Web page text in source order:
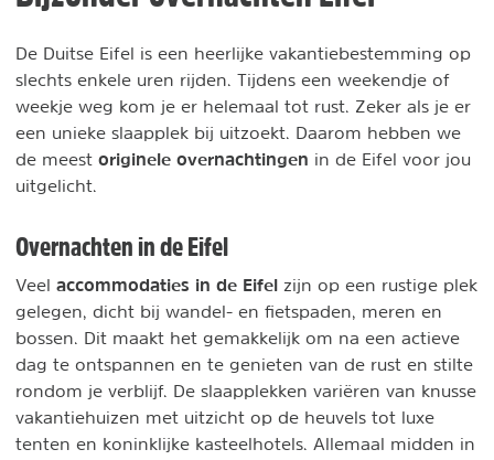
De Duitse Eifel is een heerlijke vakantiebestemming op
slechts enkele uren rijden. Tijdens een weekendje of
weekje weg kom je er helemaal tot rust. Zeker als je er
een unieke slaapplek bij uitzoekt. Daarom hebben we
de meest originele overnachtingen in de Eifel voor jou
uitgelicht.
Overnachten in de Eifel
Veel accommodaties in de Eifel zijn op een rustige plek
gelegen, dicht bij wandel- en fietspaden, meren en
bossen. Dit maakt het gemakkelijk om na een actieve
dag te ontspannen en te genieten van de rust en stilte
rondom je verblijf. De slaapplekken variëren van knusse
vakantiehuizen met uitzicht op de heuvels tot luxe
tenten en koninklijke kasteelhotels. Allemaal midden in